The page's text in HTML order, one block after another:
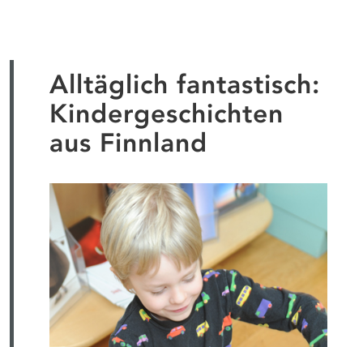
Alltäglich fantastisch:
Kindergeschichten
aus Finnland